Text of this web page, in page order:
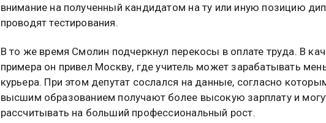
внимание на полученный кандидатом на ту или иную позицию
проводят тестирования.
В то же время Смолин подчеркнул перекосы в оплате труда. В
примера он привел Москву, где учитель может зарабатывать
курьера. При этом депутат сослался на данные, согласно
высшим образованием получают более высокую зарплату и
рассчитывать на больший профессиональный рост.